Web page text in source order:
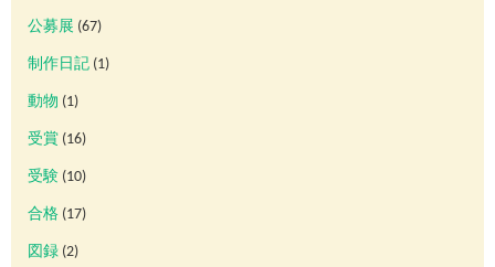
公募展 (67)
制作日記 (1)
動物 (1)
受賞 (16)
受験 (10)
合格 (17)
図録 (2)